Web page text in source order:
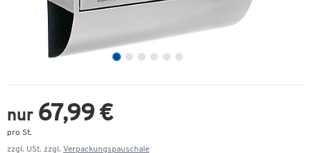
nur 67,99 €
pro St.
zzgl. USt. zzgl. Verpackungspauschale